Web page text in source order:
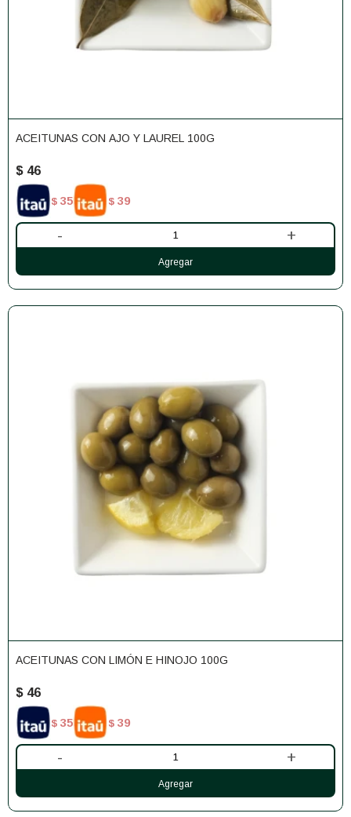
ACEITUNAS CON AJO Y LAUREL 100G
$ 46
$ 35 $ 39
- +
ACEITUNAS CON LIMÓN E HINOJO 100G
$ 46
$ 35 $ 39
- +